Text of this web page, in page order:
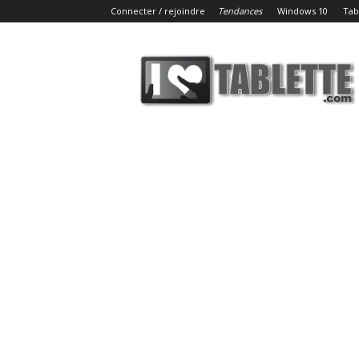
Connecter / rejoindre Tendances Windows 10